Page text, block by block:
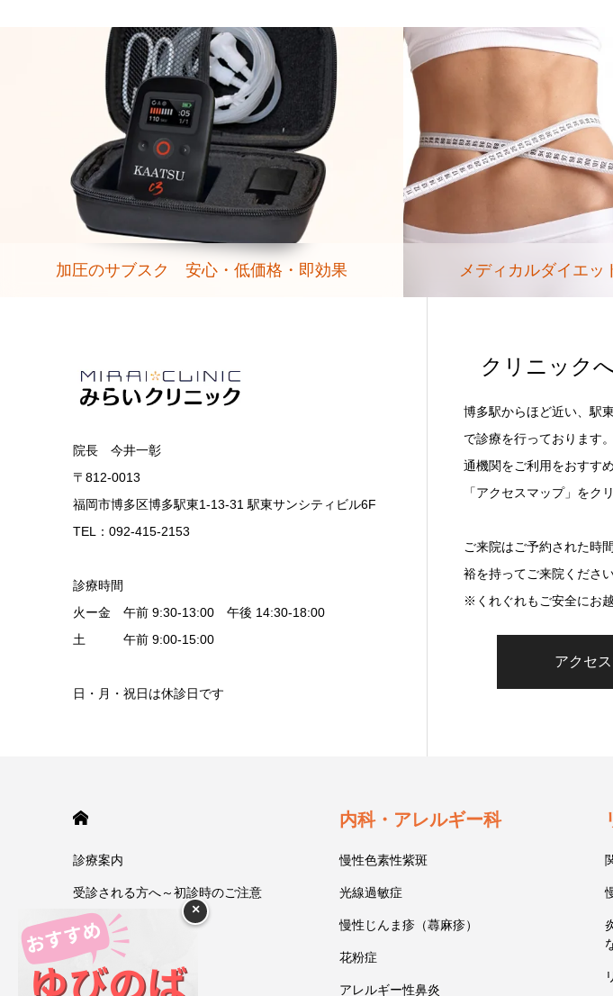
加圧のサブスク 安心・低価格・即効果 メディカルダイエ
院長 今井一彰
〒812-0013
福岡市博多区博多駅東1-13-31 駅東サンシティビル6F
TEL：092-415-2153
診療時間
火ー金 午前 9:30-13:00 午後 14:30-18:00
土 午前 9:00-15:00
日・月・祝日は休診日です
クリニック
博多駅からほど近い、駅
で診療を行っております
通機関をご利用をおすす
「アクセスマップ」をク
ご来院はご予約された時
裕を持ってご来院ください
※くれぐれもご安全にお越
アクセ
診療案内
受診される方へ～初診時のご注意
今井一彰 院長紹介
あいうべ体操
ゆびのば体操
内科・アレルギー科
慢性色素性紫斑
光線過敏症
慢性じんま疹（蕁麻疹）
花粉症
アレルギー性鼻炎
×